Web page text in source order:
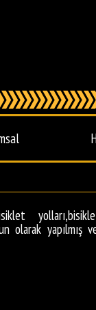
olarak yapılmış